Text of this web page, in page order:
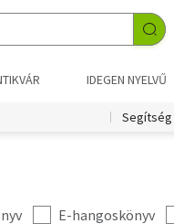
IDEGEN NYELVŰ
Segítség
E-hangoskönyv